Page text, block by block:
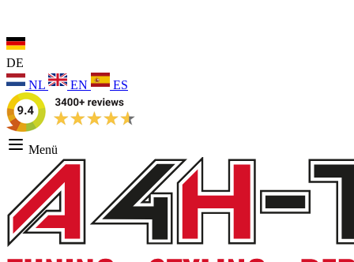
DE
NL
EN ES
Menü